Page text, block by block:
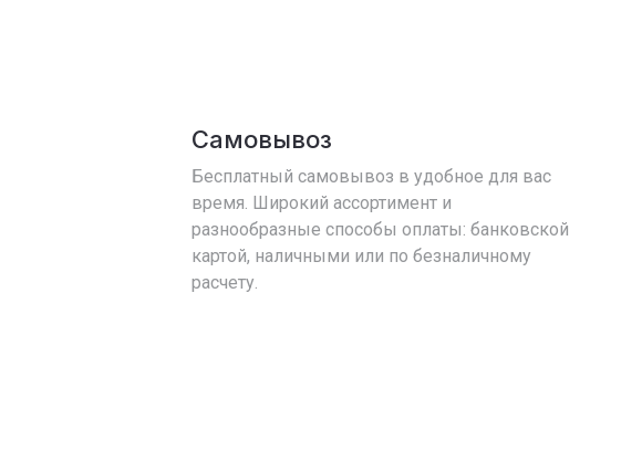
Самовывоз
Бесплатный самовывоз в удобное для вас
время. Широкий ассортимент и
разнообразные способы оплаты: банковской
картой, наличными или по безналичному
расчету.